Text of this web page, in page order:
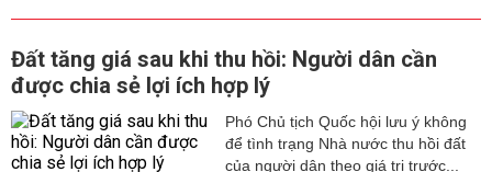
Đất tăng giá sau khi thu hồi: Người dân cần
được chia sẻ lợi ích hợp lý
Phó Chủ tịch Quốc hội lưu ý không
để tình trạng Nhà nước thu hồi đất
của người dân theo giá trị trước...